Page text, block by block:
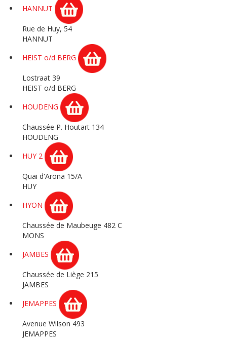
HANNUT
Rue de Huy, 54
HANNUT
HEIST o/d BERG
Lostraat 39
HEIST o/d BERG
HOUDENG
Chaussée P. Houtart 134
HOUDENG
HUY 2
Quai d'Arona 15/A
HUY
HYON
Chaussée de Maubeuge 482 C
MONS
JAMBES
Chaussée de Liège 215
JAMBES
JEMAPPES
Avenue Wilson 493
JEMAPPES